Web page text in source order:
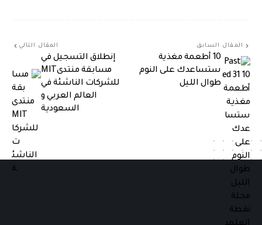
المقال السابق
10 أطعمة مغذية
ستساعدك على النوم
طوال الليل
المقال التالي
إنطلاق التسجيل في
مسابقة منتدىMIT
للشركات الناشئة في
العالم العربي و
السعودية